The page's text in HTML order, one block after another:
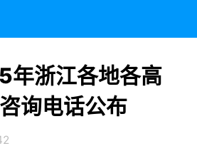
年浙江各地各高
询电话公布